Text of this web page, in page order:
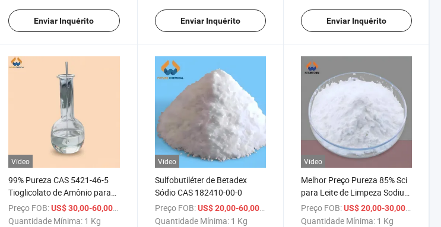
Enviar Inquérito Enviar Inquérito Enviar Inquérito
Vídeo
99% Pureza CAS 5421-46-5
Tioglicolato de Amônio para
Permanente Fria Solução de
Sal de Ácido Tioglicólico
Preço FOB: US$ 30,00-60,00
Quantidade Mínima: 1 Kg
Vídeo
Sulfobutiléter de Betadex
Sódio CAS 182410-00-0
Preço FOB: US$ 20,00-60,00
Quantidade Mínima: 1 Kg
Vídeo
Melhor Preço Pureza 85% Sci
para Leite de Limpeza Sodium
Cocoyl Isethionate CAS
61789-32-0
Preço FOB: US$ 20,00-30,00
Quantidade Mínima: 1 Kg